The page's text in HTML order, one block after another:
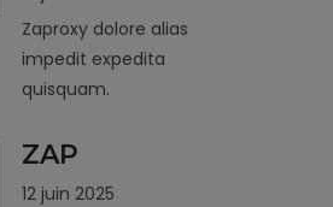
Zaproxy dolore alias
impedit expedita
quisquam.
ZAP
12 juin 2025